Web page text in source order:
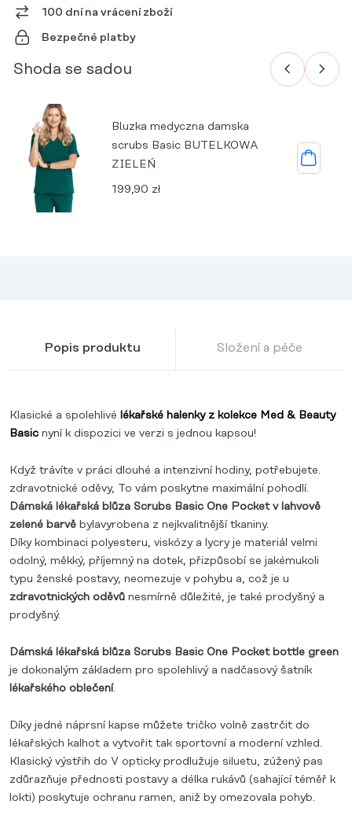
100 dní na vrácení zboží
Bezpečné platby
Shoda se sadou
Bluzka medyczna damska
scrubs Basic BUTELKOWA
ZIELEŃ
199,90 zł
Popis produktu Složení a péče
Klasické a spolehlivé lékařské halenky z kolekce Med & Beauty
Basic nyní k dispozici ve verzi s jednou kapsou!
Když trávíte v práci dlouhé a intenzivní hodiny, potřebujete.
zdravotnické oděvy, To vám poskytne maximální pohodlí.
Dámská lékařská blůza Scrubs Basic One Pocket v lahvově
zelené barvě bylavyrobena z nejkvalitnější tkaniny.
Díky kombinaci polyesteru, viskózy a lycry je materiál velmi
odolný, měkký, příjemný na dotek, přizpůsobí se jakémukoli
typu ženské postavy, neomezuje v pohybu a, což je u
zdravotnických oděvů nesmírně důležité, je také prodyšný a
prodyšný.
Dámská lékařská blůza Scrubs Basic One Pocket bottle green
je dokonalým základem pro spolehlivý a nadčasový šatník
lékařského oblečení.
Díky jedné náprsní kapse můžete tričko volně zastrčit do
lékařských kalhot a vytvořit tak sportovní a moderní vzhled.
Klasický výstřih do V opticky prodlužuje siluetu, zúžený pas
zdůrazňuje přednosti postavy a délka rukávů (sahající téměř k
lokti) poskytuje ochranu ramen, aniž by omezovala pohyb.